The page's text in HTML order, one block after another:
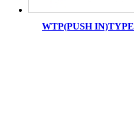
WTP(PUSH IN)TYPE